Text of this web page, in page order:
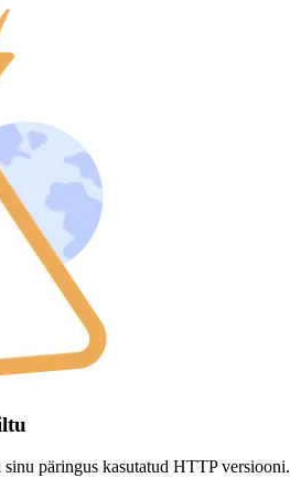
sinu päringus kasutatud HTTP versiooni.